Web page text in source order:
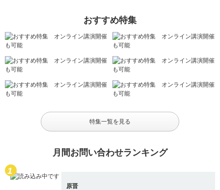
おすすめ特集
特集一覧を見る
月間お問い合わせランキング
原晋